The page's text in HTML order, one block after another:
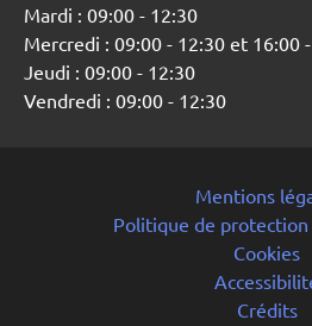
Mardi : 09:00 - 12:30
Mercredi : 09:00 - 12:30 et 16:00
Jeudi : 09:00 - 12:30
Vendredi : 09:00 - 12:30
Mentions
Politique de protection
Cookies
Crédits